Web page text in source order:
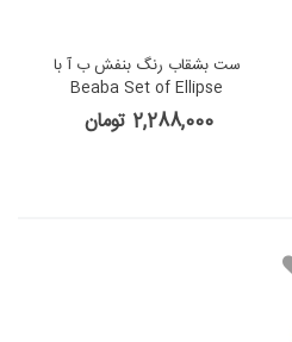
ست بشقاب رنگ بنفش ب آ با
Beaba Set of Ellipse
evolutive plates
2,288,000 تومان